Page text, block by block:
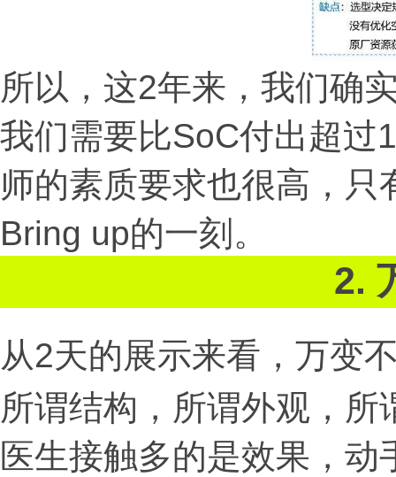
所以，这2年来，我们确
我们需要比SoC付出超过
师的素质要求也很高，
Bring up的一刻。
2.
从2天的展示来看，万变
所谓结构，所谓外观，
医生接触多的是效果，